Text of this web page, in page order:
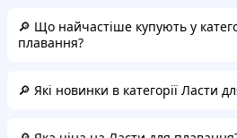
🔎 Що найчастіше купують у
плавання?
🔎 Які новинки в категорії Ласти